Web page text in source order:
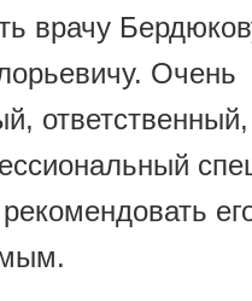
врачу
Очень
ответственный,